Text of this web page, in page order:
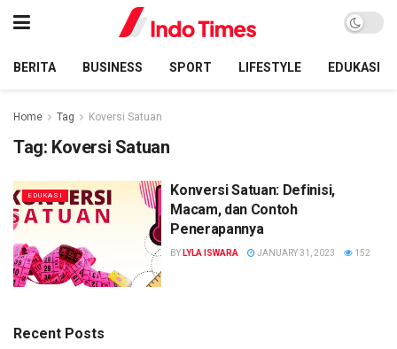
BERITA BUSINESS SPORT LIFESTYLE EDUKASI
Home Tag Koversi Satuan
Tag: Koversi Satuan
EDUKASI
Konversi Satuan: Definisi,
Macam, dan Contoh
Penerapannya
BY LYLA ISWARA JANUARY 31, 2023 152
Recent Posts